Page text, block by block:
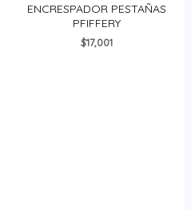
Valorado
en
0
ENCRESPADOR PESTAÑAS
PFIFFERY
$17,001